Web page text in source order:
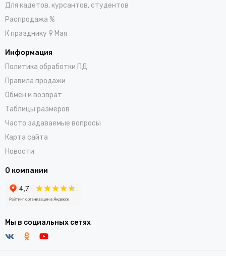
Для кадетов, курсантов, студентов
Распродажа %
К празднику 9 Мая
Информация
Политика обработки ПД
Правила продажи
Обмен и возврат
Таблицы размеров
Часто задаваемые вопросы
Карта сайта
Новости
О компании
Мы в социальных сетях